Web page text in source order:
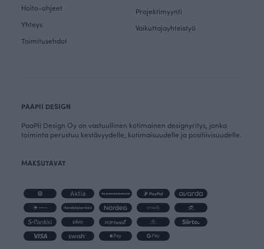
Hoito-ohjeet
Yhteys
Toimitusehdot
Projektimyynti
Vaikuttajayhteistyö
PAAPII DESIGN
PaaPii Design Oy on vastuullinen kotimainen designyritys, jonka
toiminta perustuu kestävyydelle, kotimaisuudelle ja positiivisuudelle.
MAKSUTAVAT